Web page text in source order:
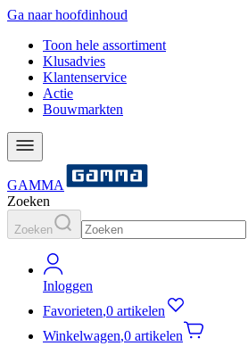
Ga naar hoofdinhoud
Toon hele assortiment
Klusadvies
Klantenservice
Actie
Bouwmarkten
GAMMA
Zoeken
Zoeken
Inloggen
Favorieten,0 artikelen
Winkelwagen,0 artikelen